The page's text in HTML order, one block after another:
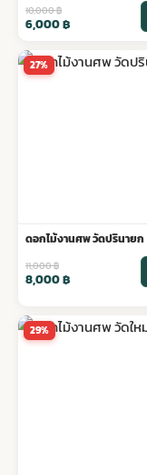
10,000฿
6,000฿
27%
ดอกไม้งานศพ วัดปรินายก
11,000฿
8,000฿
29%